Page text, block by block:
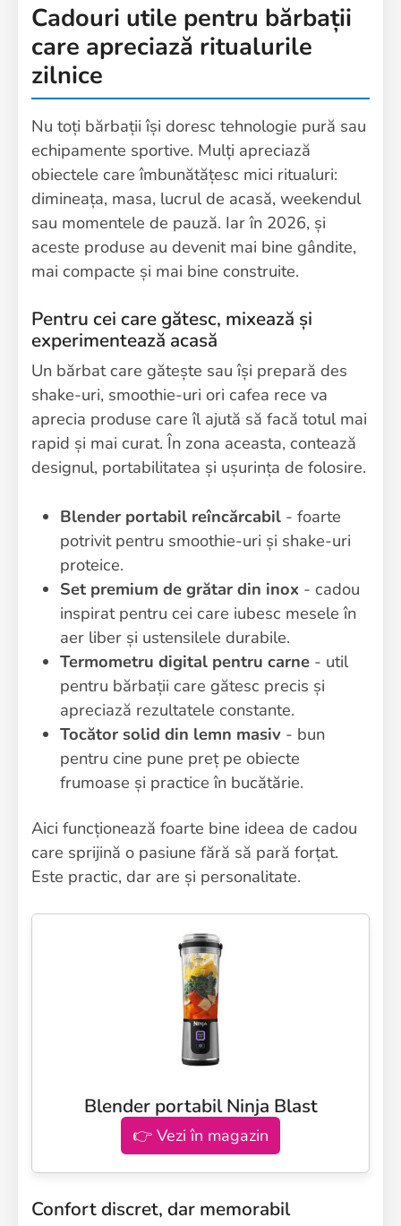
Cadouri utile pentru bărbații
care apreciază ritualurile
zilnice
Nu toți bărbații își doresc tehnologie pură sau
echipamente sportive. Mulți apreciază
obiectele care îmbunătățesc mici ritualuri:
dimineața, masa, lucrul de acasă, weekendul
sau momentele de pauză. Iar în 2026, și
aceste produse au devenit mai bine gândite,
mai compacte și mai bine construite.
Pentru cei care gătesc, mixează și
experimentează acasă
Un bărbat care gătește sau își prepară des
shake-uri, smoothie-uri ori cafea rece va
aprecia produse care îl ajută să facă totul mai
rapid și mai curat. În zona aceasta, contează
designul, portabilitatea și ușurința de folosire.
Blender portabil reîncărcabil - foarte
potrivit pentru smoothie-uri și shake-uri
proteice.
Set premium de grătar din inox - cadou
inspirat pentru cei care iubesc mesele în
aer liber și ustensilele durabile.
Termometru digital pentru carne - util
pentru bărbații care gătesc precis și
apreciază rezultatele constante.
Tocător solid din lemn masiv - bun
pentru cine pune preț pe obiecte
frumoase și practice în bucătărie.
Aici funcționează foarte bine ideea de cadou
care sprijină o pasiune fără să pară forțat.
Este practic, dar are și personalitate.
Blender portabil Ninja Blast
👉 Vezi în magazin
Confort discret, dar memorabil